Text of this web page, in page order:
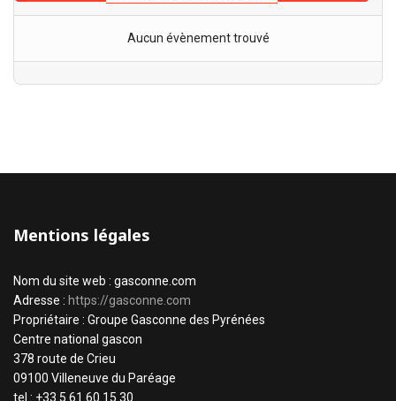
Aucun évènement trouvé
Mentions légales
Nom du site web : gasconne.com
Adresse : https://gasconne.com
Propriétaire : Groupe Gasconne des Pyrénées
Centre national gascon
378 route de Crieu
09100 Villeneuve du Paréage
tel : +33 5 61 60 15 30